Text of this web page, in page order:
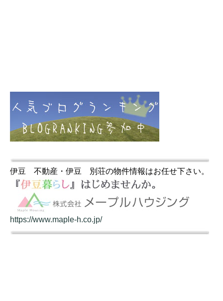
伊豆 不動産・伊豆 別荘の物件情報はお任せ下さい。
https://www.maple-h.co.jp/